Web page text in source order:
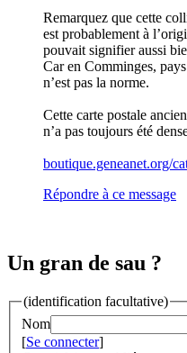
Remarquez que cette
est probablement à
pouvait signifier aussi
Car en Comminges,
n’est pas la norme.
Cette carte postale
n’a pas toujours été
boutique.geneanet.org/
Répondre à ce message
Un gran de sau ?
(identification facultative)
Nom
[Se connecter]